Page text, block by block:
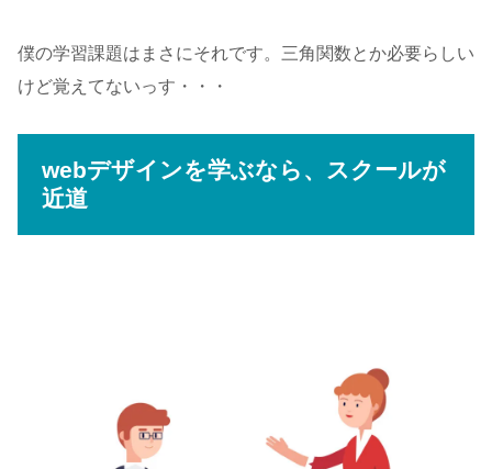
僕の学習課題はまさにそれです。三角関数とか必要らしい
けど覚えてないっす・・・
webデザインを学ぶなら、スクールが
近道